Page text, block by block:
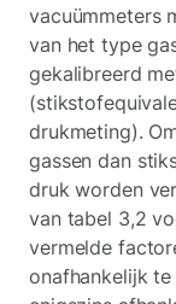
vacuümmeters
van het type
gekalibreerd
drukmeting).
gassen dan
druk worden
van tabel 3,2
vermelde
onafhankelijk